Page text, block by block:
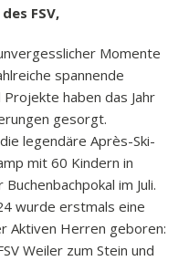
FSV,
Momente
spannende
haben das Jahr
gesorgt.
legendäre Après-Ski-
mit 60 Kindern in
im Juli.
wurde erstmals eine
Aktiven Herren geboren:
Weiler zum Stein und